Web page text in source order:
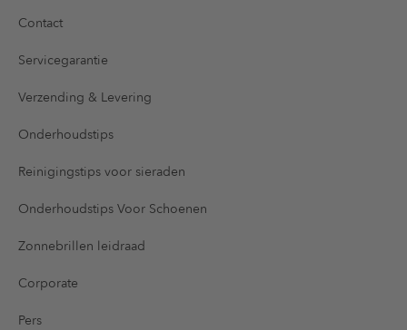
Contact
Servicegarantie
Verzending & Levering
Onderhoudstips
Reinigingstips voor sieraden
Onderhoudstips Voor Schoenen
Zonnebrillen leidraad
Corporate
Pers